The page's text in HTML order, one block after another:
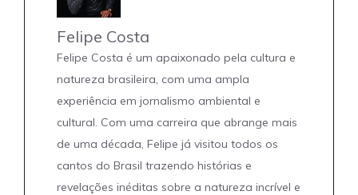
Felipe Costa
Felipe Costa é um apaixonado pela cultura e
natureza brasileira, com uma ampla
experiência em jornalismo ambiental e
cultural. Com uma carreira que abrange mais
de uma década, Felipe já visitou todos os
cantos do Brasil trazendo histórias e
revelações inéditas sobre a natureza incrível e